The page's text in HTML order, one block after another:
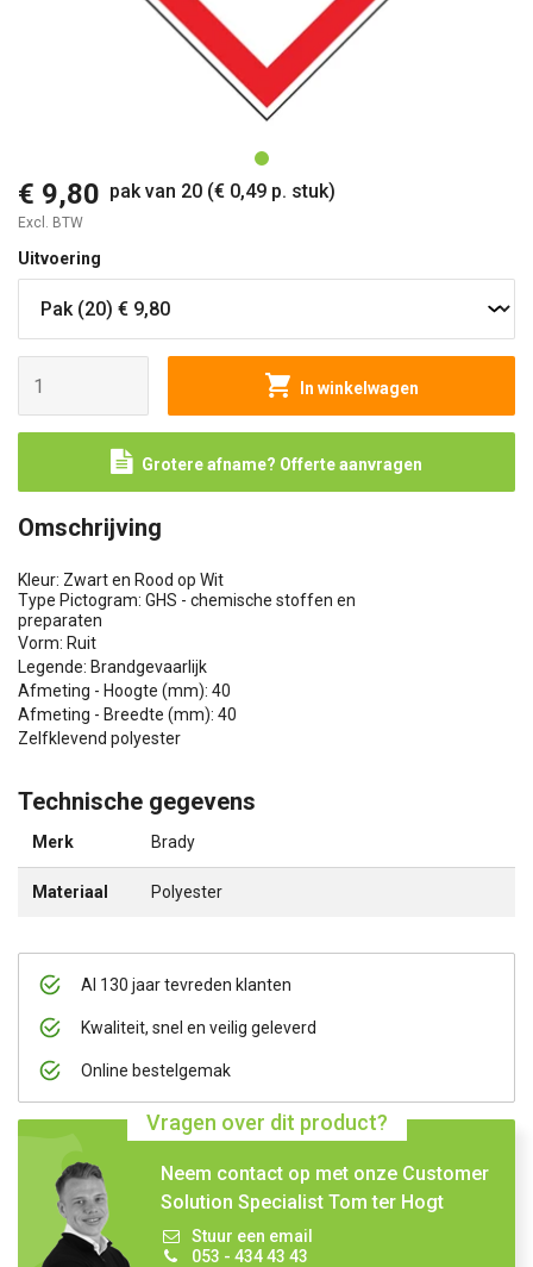
€ 9,80 pak van 20 (€ 0,49 p. stuk)
Excl. BTW
Uitvoering
In winkelwagen
Grotere afname? Offerte aanvragen
Al 130 jaar tevreden klanten
Kwaliteit, snel en veilig geleverd
Online bestelgemak
Vragen over dit product?
Neem contact op met onze Customer
Solution Specialist Tom ter Hogt
Stuur een email
053 - 434 43 43
Omschrijving
Kleur: Zwart en Rood op Wit
Type Pictogram: GHS - chemische stoffen en
preparaten
Vorm: Ruit
Legende: Brandgevaarlijk
Afmeting - Hoogte (mm): 40
Afmeting - Breedte (mm): 40
Zelfklevend polyester
Technische gegevens
Merk Brady
Materiaal Polyester